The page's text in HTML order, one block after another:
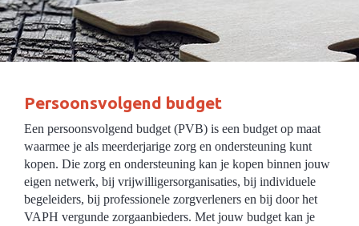
Persoonsvolgend budget
Een persoonsvolgend budget (PVB) is een budget op maat
waarmee je als meerderjarige zorg en ondersteuning kunt
kopen. Die zorg en ondersteuning kan je kopen binnen jouw
eigen netwerk, bij vrijwilligersorganisaties, bij individuele
begeleiders, bij professionele zorgverleners en bij door het
VAPH vergunde zorgaanbieders. Met jouw budget kan je